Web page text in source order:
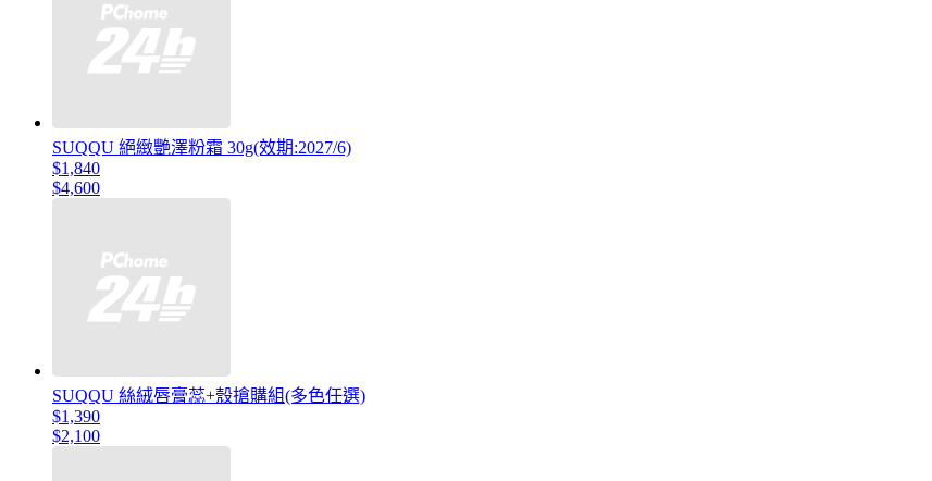
SUQQU 絕緻艷澤粉霜 30g(效期:2027/6)
$1,840
$4,600
SUQQU 絲絨唇膏蕊+殼搶購組(多色任選)
$1,390
$2,100